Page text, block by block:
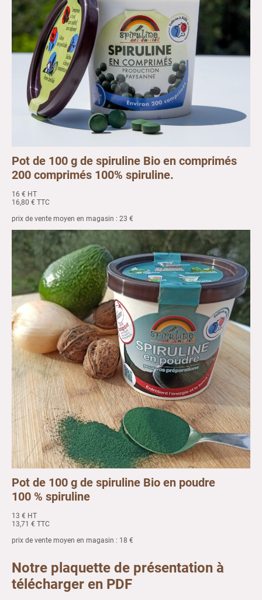
Pot de 100 g de spiruline Bio en comprimés
200 comprimés 100% spiruline.
16 € HT
16,80 € TTC
prix de vente moyen en magasin : 23 €
Pot de 100 g de spiruline Bio en poudre
100 % spiruline
13 € HT
13,71 € TTC
prix de vente moyen en magasin : 18 €
Notre plaquette de présentation à
télécharger en PDF